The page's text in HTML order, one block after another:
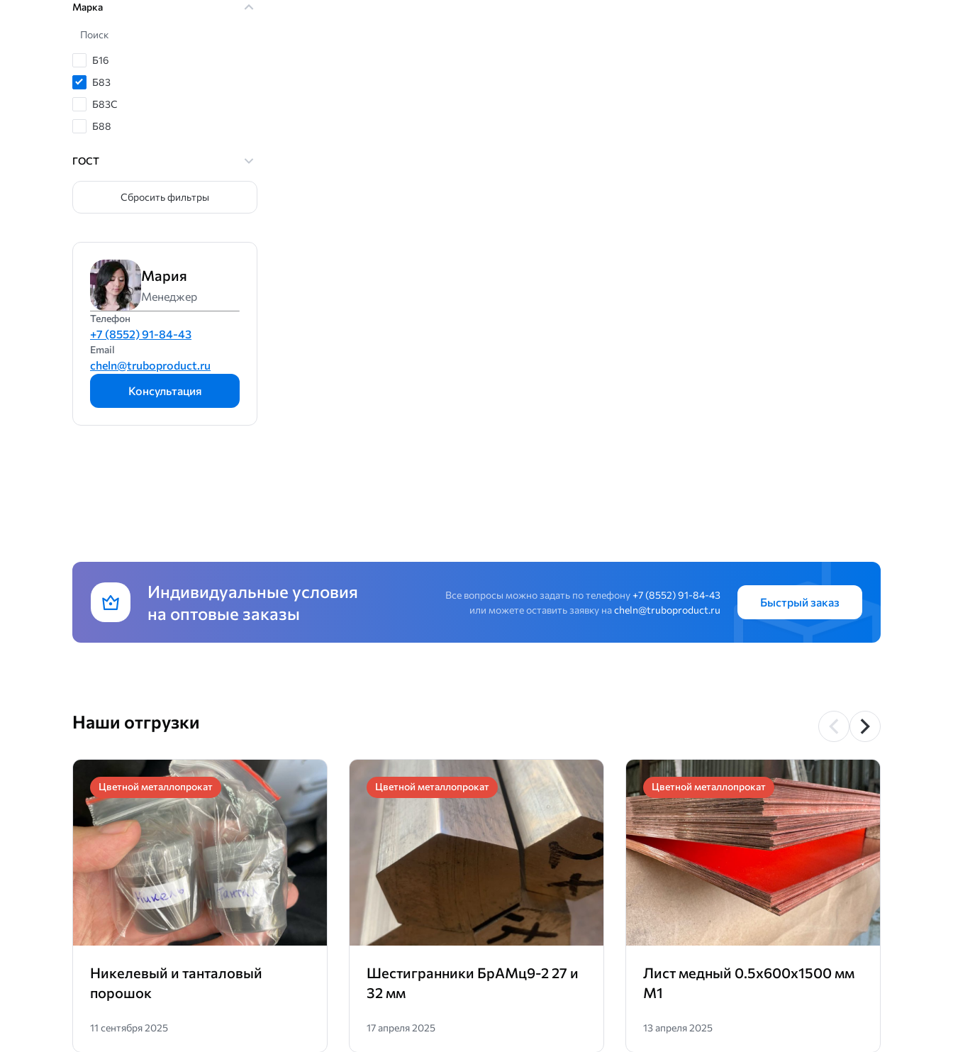
Марка
Поиск
Б16
Б83
Б83С
Б88
БКА
БС6
ГОСТ
Сбросить фильтры
Мария
Менеджер
Телефон
+7 (8552) 91-84-43
Email
cheln@truboproduct.ru
Консультация
Индивидуальные условия
на оптовые заказы
Все вопросы можно задать по телефону +7 (8552) 91-84-43
или можете оставить заявку наcheln@truboproduct.ru
Быстрый заказ
Наши отгрузки
Цветной металлопрокат
Никелевый и танталовый
порошок
11 сентября 2025
Цветной металлопрокат
Шестигранники БрАМц9-2 27 и
32 мм
17 апреля 2025
Цветной металлопрокат
Лист медный 0.5х600х1500 мм
М1
13 апреля 2025